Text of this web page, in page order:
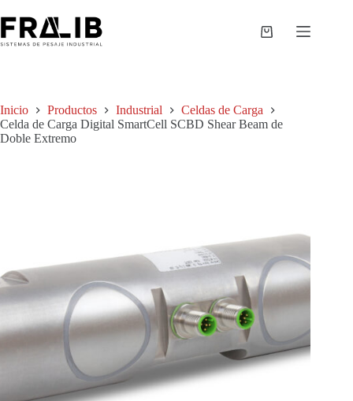
al
contenido
Shopping
Inicio Productos Industrial
Celdas de Carga
Celda de Carga Digital SmartCell SCBD Shear Beam de
Doble Extremo